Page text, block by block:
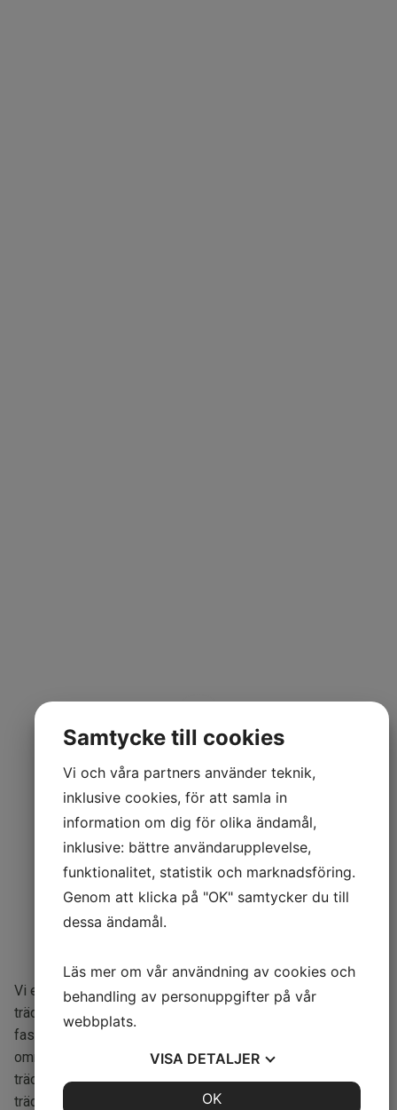
Välkommen till
Trädgårdsgöran i
Norrköping!
Vi erbjuder olika trädgårdstjänster som
trädgårdsanläggning, trädgårdsskötsel, entreprenad, yttre
fastighetsskötsel och trädbeskärning i Norrköping med
omnejd. Vi har personal utbildad i allt från anläggning till
trädgård. Håll din trädgård fin och inbjudande med vår
trädgårdsskötsel och trädgårdsanläggning. Se till att dina
Samtycke till cookies
Vi och våra partners använder teknik,
inklusive cookies, för att samla in
information om dig för olika ändamål,
inklusive: bättre användarupplevelse,
funktionalitet, statistik och marknadsföring.
Genom att klicka på "OK" samtycker du till
dessa ändamål.
Läs mer om vår användning av cookies och
behandling av personuppgifter på vår
webbplats.
VISA DETALJER
OK